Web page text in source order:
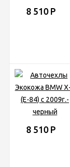
8 510 Р
8 510 Р